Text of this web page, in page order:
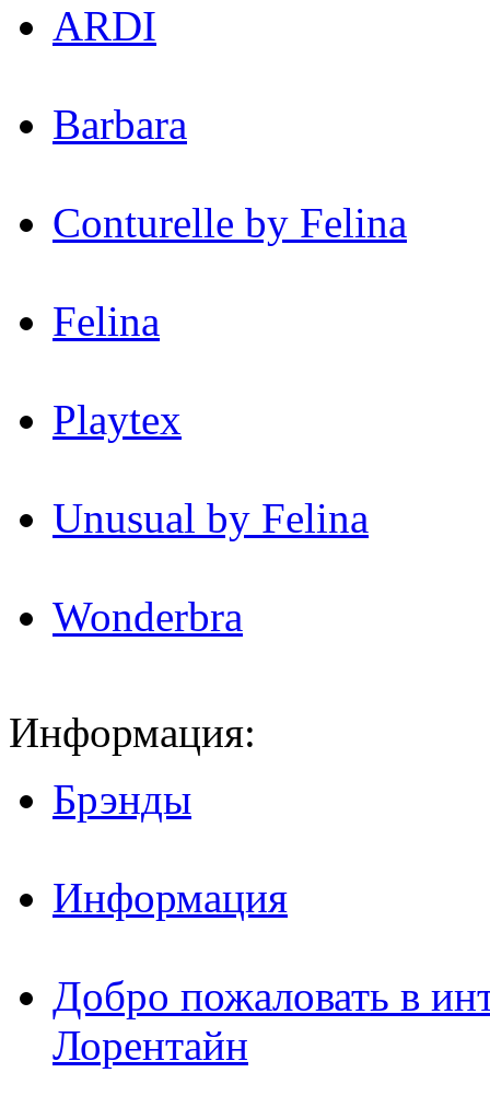
ARDI
Barbara
Conturelle by Felina
Felina
Playtex
Unusual by Felina
Wonderbra
Информация:
Брэнды
Информация
Добро пожаловать в
Лорентайн